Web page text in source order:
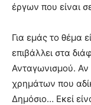
έργων που είναι
Για εμάς το θέμα
επιβάλλει στα
Ανταγωνισμού.
χρημάτων που
Δημόσιο… Εκεί